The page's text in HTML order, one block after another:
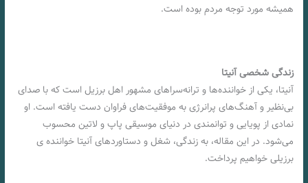
همیشه مورد توجه مردم بوده است.
زندگی شخصی آنیتا
آنیتا، یکی از خواننده‌ها و ترانه‌سراهای مشهور اهل برزیل است که با صدای
بی‌نظیر و آهنگ‌های پرانرژی به موفقیت‌های فراوان دست یافته است. او
نمادی از پویایی و توانمندی در دنیای موسیقی پاپ و لاتین محسوب
می‌شود. در این مقاله، به زندگی، شغل و دستاوردهای آنیتا خواننده ی
برزیلی خواهیم پرداخت.